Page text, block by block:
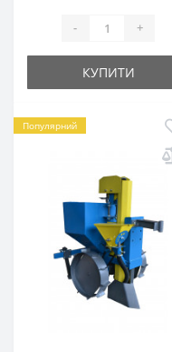
- +
КУПИТИ
Популярний